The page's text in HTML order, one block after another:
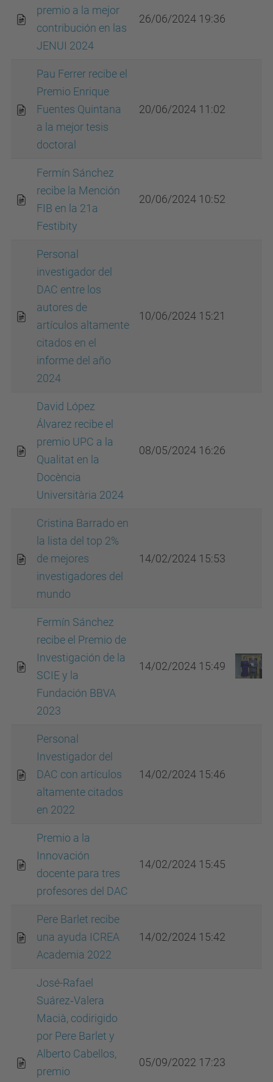
premio a la mejor
contribución en las
JENUI 2024
26/06/2024 19:36
Pau Ferrer recibe el
Premio Enrique
Fuentes Quintana
a la mejor tesis
doctoral
20/06/2024 11:02
Fermín Sánchez
recibe la Mención
FIB en la 21a
Festibity
20/06/2024 10:52
Personal
investigador del
DAC entre los
autores de
artículos altamente
citados en el
informe del año
2024
10/06/2024 15:21
David López
Álvarez recibe el
premio UPC a la
Qualitat en la
Docència
Universitària 2024
08/05/2024 16:26
Cristina Barrado en
la lista del top 2%
de mejores
investigadores del
mundo
14/02/2024 15:53
Fermín Sánchez
recibe el Premio de
Investigación de la
SCIE y la
Fundación BBVA
2023
14/02/2024 15:49
Personal
Investigador del
DAC con artículos
altamente citados
en 2022
14/02/2024 15:46
Premio a la
Innovación
docente para tres
profesores del DAC
14/02/2024 15:45
Pere Barlet recibe
una ayuda ICREA
Academia 2022
14/02/2024 15:42
José-Rafael
Suárez‐Valera
Macià, codirigido
por Pere Barlet y
Alberto Cabellos,
premio
05/09/2022 17:23